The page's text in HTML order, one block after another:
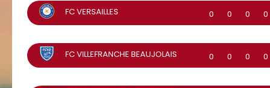
FC VERSAILLES 0 0 0 0
FC VILLEFRANCHE BEAUJOLAIS 0 0 0 0